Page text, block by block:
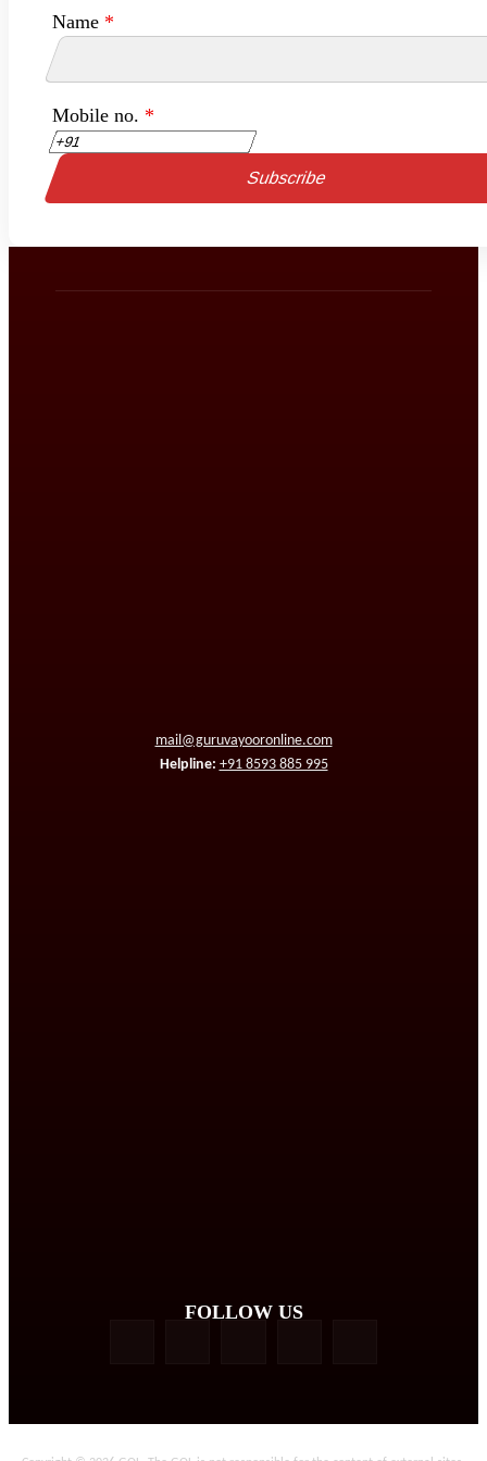
Name *
Mobile no. *
mail@guruvayooronline.com
Helpline: +91 8593 885 995
FOLLOW US